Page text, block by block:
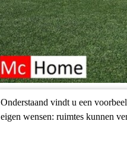
Onderstaand vindt u een
eigen wensen: ruimtes kunnen